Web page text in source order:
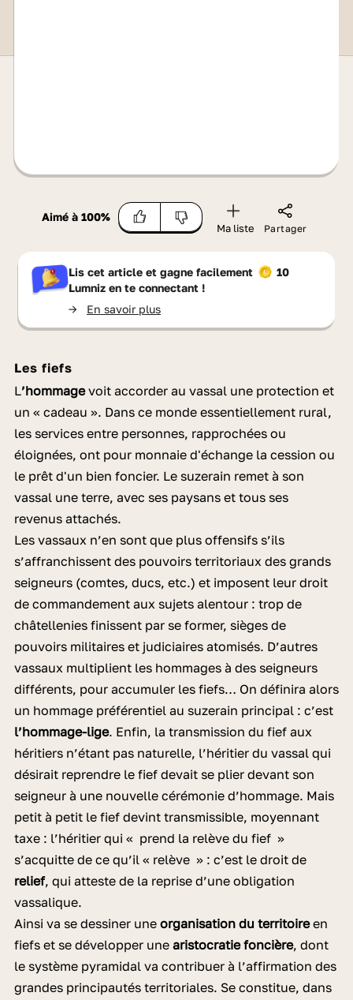
Aimé à 100%
Ma liste Partager
Lis cet article et gagne facilement
10
Lumniz en te connectant !
-> En savoir plus
Les fiefs
L’hommagevoit accorder au vassal une protection et
un « cadeau ». Dans ce monde essentiellement rural,
les services entre personnes, rapprochées ou
éloignées, ont pour monnaie d'échange la cession ou
le prêt d'un bien foncier. Le suzerain remet à son
vassal une terre, avec ses paysans et tous ses
revenus attachés.
Les vassaux n’en sont que plus offensifs s’ils
s’affranchissent des pouvoirs territoriaux des grands
seigneurs (comtes, ducs, etc.) et imposent leur droit
de commandement aux sujets alentour : trop de
châtellenies finissent par se former, sièges de
pouvoirs militaires et judiciaires atomisés. D’autres
vassaux multiplient les hommages à des seigneurs
différents, pour accumuler les fiefs… On définira alors
un hommage préférentiel au suzerain principal : c’est
l’hommage-lige. Enfin, la transmission du fief aux
héritiers n’étant pas naturelle, l’héritier du vassal qui
désirait reprendre le fief devait se plier devant son
seigneur à une nouvelle cérémonie d’hommage. Mais
petit à petit le fief devint transmissible, moyennant
taxe : l’héritier qui « prend la relève du fief »
s’acquitte de ce qu’il « relève » : c’est le droit de
relief, qui atteste de la reprise d’une obligation
vassalique.
Ainsi va se dessiner une organisation du territoireen
fiefs et se développer une aristocratie foncière, dont
le système pyramidal va contribuer à l’affirmation des
grandes principautés territoriales. Se constitue, dans